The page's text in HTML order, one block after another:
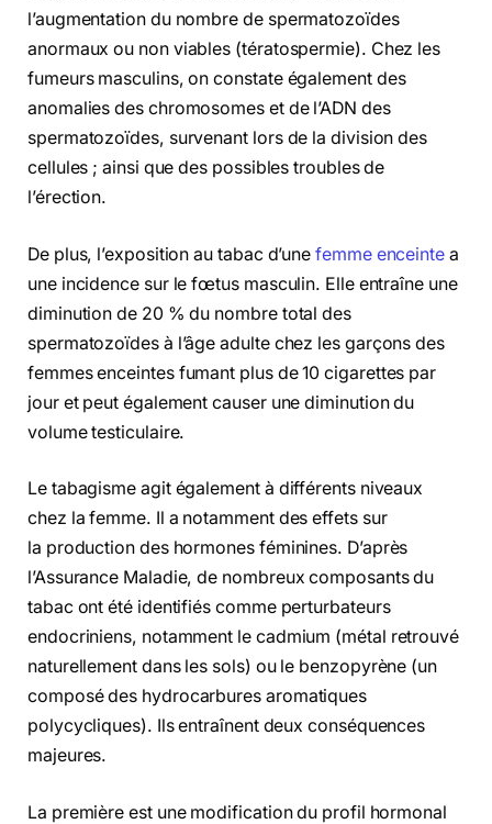
l’augmentation du nombre de spermatozoïdes
anormaux ou non viables (tératospermie). Chez les
fumeurs masculins, on constate également des
anomalies des chromosomes et de l’ADN des
spermatozoïdes, survenant lors de la division des
cellules ; ainsi que des possibles troubles de
l’érection.
De plus, l’exposition au tabac d’unefemme enceintea
une incidence sur le fœtus masculin. Elle entraîne une
diminution de 20 % du nombre total des
spermatozoïdes à l’âge adulte chez les garçons des
femmes enceintes fumant plus de 10 cigarettes par
jour et peut également causer une diminution du
volume testiculaire.
Le tabagisme agit également à différents niveaux
chez la femme. Il a notamment des effets sur
la production des hormones féminines. D’après
l’Assurance Maladie, de nombreux composants du
tabac ont été identifiés comme perturbateurs
endocriniens, notamment le cadmium (métal retrouvé
naturellement dans les sols) ou le benzopyrène (un
composé des hydrocarbures aromatiques
polycycliques). Ils entraînent deux conséquences
majeures.
La première est une modification du profil hormonal